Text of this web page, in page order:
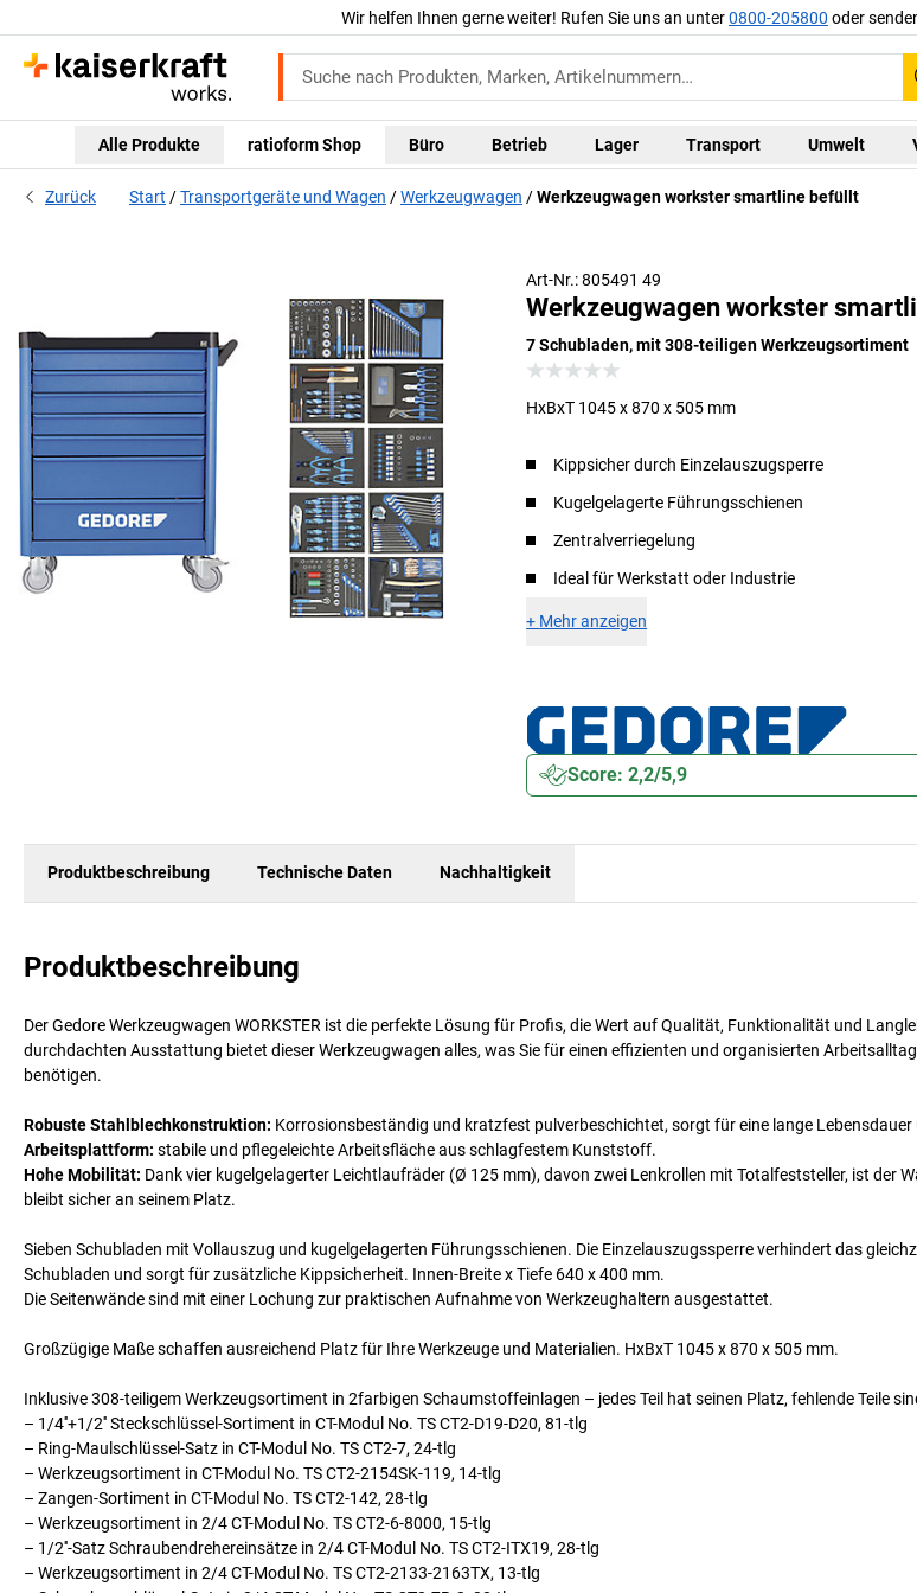
Wir helfen Ihnen gerne weiter! Rufen Sie uns an unter0800-205800 oder
Alle Produkte ratioform Shop Büro Betrieb Lager Transport Umwelt
Zurück Start Transportgeräte und Wagen Werkzeugwagen Werkzeugwagen workster smartline befüllt
Art-Nr.: 805491 49
Werkzeugwagen workster
7 Schubladen, mit 308-teiligen Werkzeugsortiment
HxBxT 1045 x 870 x 505 mm
Kippsicher durch Einzelauszugsperre
Kugelgelagerte Führungsschienen
Zentralverriegelung
Ideal für Werkstatt oder Industrie
+ Mehr anzeigen
Score: 2,2/5,9
Produktbeschreibung Technische Daten Nachhaltigkeit
Produktbeschreibung
Der Gedore Werkzeugwagen WORKSTER ist die perfekte Lösung für Profis, die Wert auf Qualität, Funktionalität und
durchdachten Ausstattung bietet dieser Werkzeugwagen alles, was Sie für einen effizienten und organisierten
benötigen.
Robuste Stahlblechkonstruktion: Korrosionsbeständig und kratzfest pulverbeschichtet, sorgt für eine lange
Arbeitsplattform: stabile und pflegeleichte Arbeitsfläche aus schlagfestem Kunststoff.
Hohe Mobilität: Dank vier kugelgelagerter Leichtlaufräder (Ø 125 mm), davon zwei Lenkrollen mit Totalfeststeller, ist der
bleibt sicher an seinem Platz.
Sieben Schubladen mit Vollauszug und kugelgelagerten Führungsschienen. Die Einzelauszugssperre verhindert das
Schubladen und sorgt für zusätzliche Kippsicherheit. Innen-Breite x Tiefe 640 x 400 mm.
Die Seitenwände sind mit einer Lochung zur praktischen Aufnahme von Werkzeughaltern ausgestattet.
Großzügige Maße schaffen ausreichend Platz für Ihre Werkzeuge und Materialien. HxBxT 1045 x 870 x 505 mm.
Inklusive 308-teiligem Werkzeugsortiment in 2farbigen Schaumstoffeinlagen – jedes Teil hat seinen Platz, fehlende Teile
– 1/4''+1/2'' Steckschlüssel-Sortiment in CT-Modul No. TS CT2-D19-D20, 81-tlg
– Ring-Maulschlüssel-Satz in CT-Modul No. TS CT2-7, 24-tlg
– Werkzeugsortiment in CT-Modul No. TS CT2-2154SK-119, 14-tlg
– Zangen-Sortiment in CT-Modul No. TS CT2-142, 28-tlg
– Werkzeugsortiment in 2/4 CT-Modul No. TS CT2-6-8000, 15-tlg
– 1/2''-Satz Schraubendrehereinsätze in 2/4 CT-Modul No. TS CT2-ITX19, 28-tlg
– Werkzeugsortiment in 2/4 CT-Modul No. TS CT2-2133-2163TX, 13-tlg